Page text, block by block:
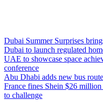
Dubai Summer Surprises
Dubai to launch regulated
UAE to showcase space
conference
Abu Dhabi adds new bus
France fines Shein $26
to challenge